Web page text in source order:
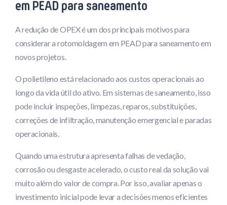
em PEAD para saneamento
A redução de OPEX é um dos principais motivos para
considerar a rotomoldagem em PEAD para saneamento em
novos projetos.
O polietileno está relacionado aos custos operacionais ao
longo da vida útil do ativo. Em sistemas de saneamento, isso
pode incluir inspeções, limpezas, reparos, substituições,
correções de infiltração, manutenção emergencial e paradas
operacionais.
Quando uma estrutura apresenta falhas de vedação,
corrosão ou desgaste acelerado, o custo real da solução vai
muito além do valor de compra. Por isso, avaliar apenas o
investimento inicial pode levar a decisões menos eficientes